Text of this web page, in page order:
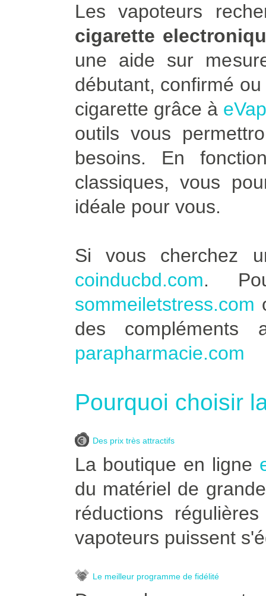
Les vapoteurs
cigarette
une aide sur
débutant, confirmé
cigarette grâce à
outils vous
besoins. En
classiques, vous
idéale pour vous.
Si vous cherchez
coinducbd.com.
sommeiletstress.com
des compléments
parapharmacie.com
Pourquoi choisir
Des prix très attractifs
La boutique en ligne
du matériel de
réductions
vapoteurs puissent
Le meilleur programme de fidélité